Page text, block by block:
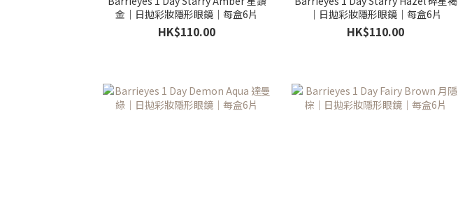
金｜日拋彩妝隱形眼鏡｜每盒6片
HK$110.00
｜日拋彩妝隱形眼鏡｜每盒6片
HK$110.00